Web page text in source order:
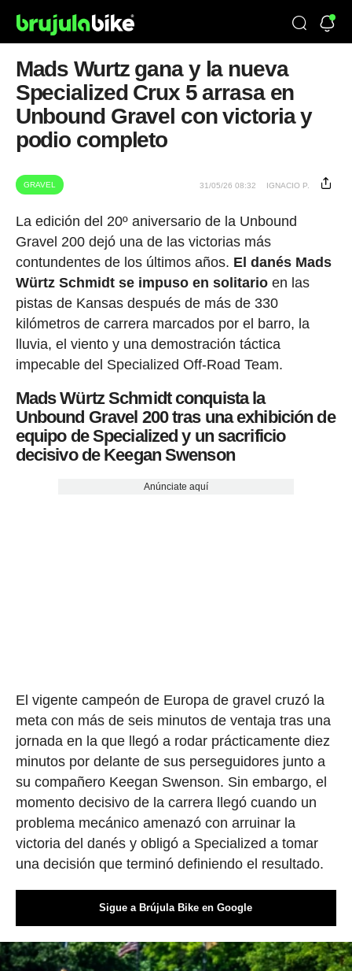
Mads Wurtz gana y la nueva
Specialized Crux 5 arrasa en
Unbound Gravel con victoria y
podio completo
GRAVEL 31/05/26 08:32 IGNACIO P.
La edición del 20º aniversario de la Unbound
Gravel 200 dejó una de las victorias más
contundentes de los últimos años. El danés Mads
Würtz Schmidt se impuso en solitario en las
pistas de Kansas después de más de 330
kilómetros de carrera marcados por el barro, la
lluvia, el viento y una demostración táctica
impecable del Specialized Off-Road Team.
Mads Würtz Schmidt conquista la
Unbound Gravel 200 tras una exhibición de
equipo de Specialized y un sacrificio
decisivo de Keegan Swenson
Anúnciate aquí
El vigente campeón de Europa de gravel cruzó la
meta con más de seis minutos de ventaja tras una
jornada en la que llegó a rodar prácticamente diez
minutos por delante de sus perseguidores junto a
su compañero Keegan Swenson. Sin embargo, el
momento decisivo de la carrera llegó cuando un
problema mecánico amenazó con arruinar la
victoria del danés y obligó a Specialized a tomar
una decisión que terminó definiendo el resultado.
Sigue a Brújula Bike en Google